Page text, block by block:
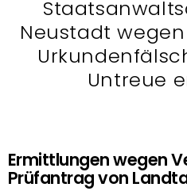
Neustadt
Untreue
Ermittlungen wegen
Prüfantrag von